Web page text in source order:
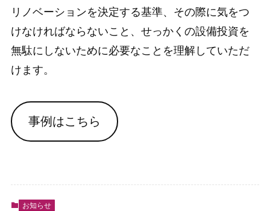
リノベーションを決定する基準、その際に気をつ
けなければならないこと、せっかくの設備投資を
無駄にしないために必要なことを理解していただ
けます。
事例はこちら
お知らせ